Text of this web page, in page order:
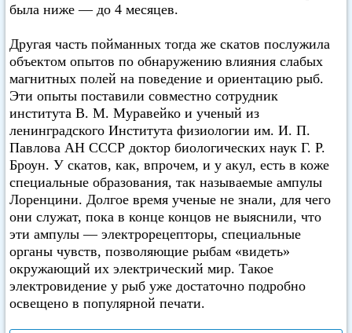
была ниже — до 4 месяцев.
Другая часть пойманных тогда же скатов послужила
объектом опытов по обнаружению влияния слабых
магнитных полей на поведение и ориентацию рыб.
Эти опыты поставили совместно сотрудник
института В. М. Муравейко и ученый из
ленинградского Института физиологии им. И. П.
Павлова АН СССР доктор биологических наук Г. Р.
Броун. У скатов, как, впрочем, и у акул, есть в коже
специальные образования, так называемые ампулы
Лоренцини. Долгое время ученые не знали, для чего
они служат, пока в конце концов не выяснили, что
эти ампулы — электрорецепторы, специальные
органы чувств, позволяющие рыбам «видеть»
окружающий их электрический мир. Такое
электровидение у рыб уже достаточно подробно
освещено в популярной печати.